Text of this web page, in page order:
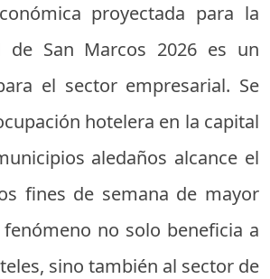
proyectada para la
de San Marcos 2026 es un
el sector empresarial. Se
hotelera en la capital
aledaños alcance el
fines de semana de mayor
fenómeno no solo beneficia a
sino también al sector de